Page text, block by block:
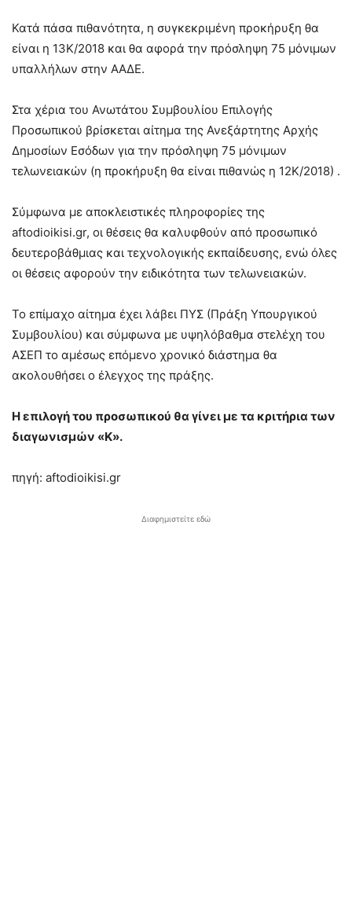
Κατά πάσα πιθανότητα, η συγκεκριμένη προκήρυξη θα
είναι η 13Κ/2018 και θα αφορά την πρόσληψη 75 μόνιμων
υπαλλήλων στην ΑΑΔΕ.
Στα χέρια του Ανωτάτου Συμβουλίου Επιλογής
Προσωπικού βρίσκεται αίτημα της Ανεξάρτητης Αρχής
Δημοσίων Εσόδων για την πρόσληψη 75 μόνιμων
τελωνειακών (η προκήρυξη θα είναι πιθανώς η 12Κ/2018) .
Σύμφωνα με αποκλειστικές πληροφορίες της
aftodioikisi.gr, οι θέσεις θα καλυφθούν από προσωπικό
δευτεροβάθμιας και τεχνολογικής εκπαίδευσης, ενώ όλες
οι θέσεις αφορούν την ειδικότητα των τελωνειακών.
Το επίμαχο αίτημα έχει λάβει ΠΥΣ (Πράξη Υπουργικού
Συμβουλίου) και σύμφωνα με υψηλόβαθμα στελέχη του
ΑΣΕΠ το αμέσως επόμενο χρονικό διάστημα θα
ακολουθήσει ο έλεγχος της πράξης.
Η επιλογή του προσωπικού θα γίνει με τα κριτήρια των
διαγωνισμών «Κ».
πηγή: aftodioikisi.gr
Διαφημιστείτε εδώ